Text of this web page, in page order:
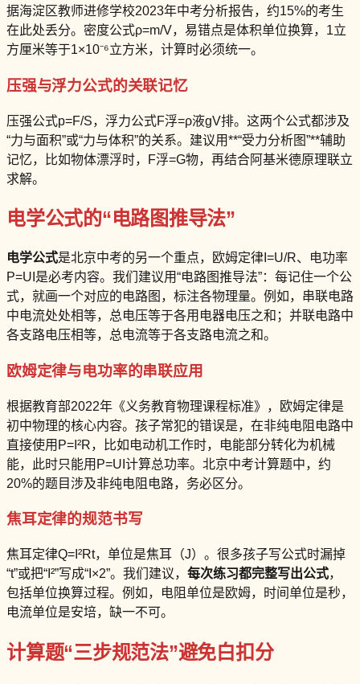
据海淀区教师进修学校2023年中考分析报告，约15%的考生
在此处丢分。密度公式ρ=m/V，易错点是体积单位换算，1立
方厘米等于1×10⁻⁶立方米，计算时必须统一。
压强与浮力公式的关联记忆
压强公式p=F/S，浮力公式F浮=ρ液gV排。这两个公式都涉及
“力与面积”或“力与体积”的关系。建议用**“受力分析图”**辅助
记忆，比如物体漂浮时，F浮=G物，再结合阿基米德原理联立
求解。
电学公式的“电路图推导法”
电学公式是北京中考的另一个重点，欧姆定律I=U/R、电功率
P=UI是必考内容。我们建议用“电路图推导法”：每记住一个公
式，就画一个对应的电路图，标注各物理量。例如，串联电路
中电流处处相等，总电压等于各用电器电压之和；并联电路中
各支路电压相等，总电流等于各支路电流之和。
欧姆定律与电功率的串联应用
根据教育部2022年《义务教育物理课程标准》，欧姆定律是
初中物理的核心内容。孩子常犯的错误是，在非纯电阻电路中
直接使用P=I²R，比如电动机工作时，电能部分转化为机械
能，此时只能用P=UI计算总功率。北京中考计算题中，约
20%的题目涉及非纯电阻电路，务必区分。
焦耳定律的规范书写
焦耳定律Q=I²Rt，单位是焦耳（J）。很多孩子写公式时漏掉
“t”或把“I²”写成“I×2”。我们建议， 每次练习都完整写出公式，
包括单位换算过程。例如，电阻单位是欧姆，时间单位是秒，
电流单位是安培，缺一不可。
计算题“三步规范法”避免白扣分